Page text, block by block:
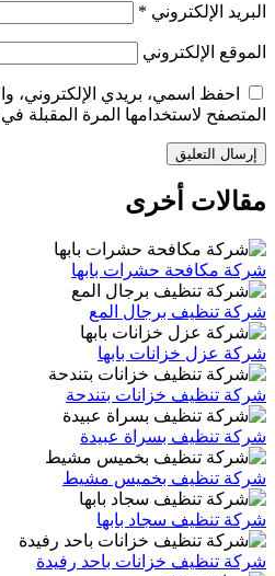
البريد الإلكتروني *
الموقع الإلكتروني
احفظ اسمي، بريدي الإلكتروني،
المتصفح لاستخدامها المرة المقبلة
مقالات أخرى
شركة مكافحة حشرات بابها
شركة تنظيف برجال المع
شركة عزل خزانات بابها
شركة تنظيف خزانات بتندحة
شركة تنظيف بسراة عبيدة
شركة تنظيف بخميس مشيط
شركة تنظيف سجاد بابها
شركة تنظيف خزانات باحد رفيدة